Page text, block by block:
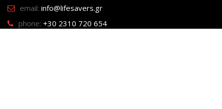
email: info@lifesavers.gr
phone: +30 2310 720 654